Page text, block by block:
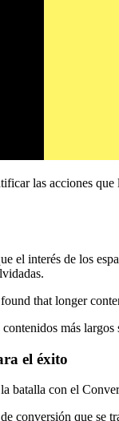
las acciones
el interés de los
that longer
más
el éxito
batalla con el
conversión que se